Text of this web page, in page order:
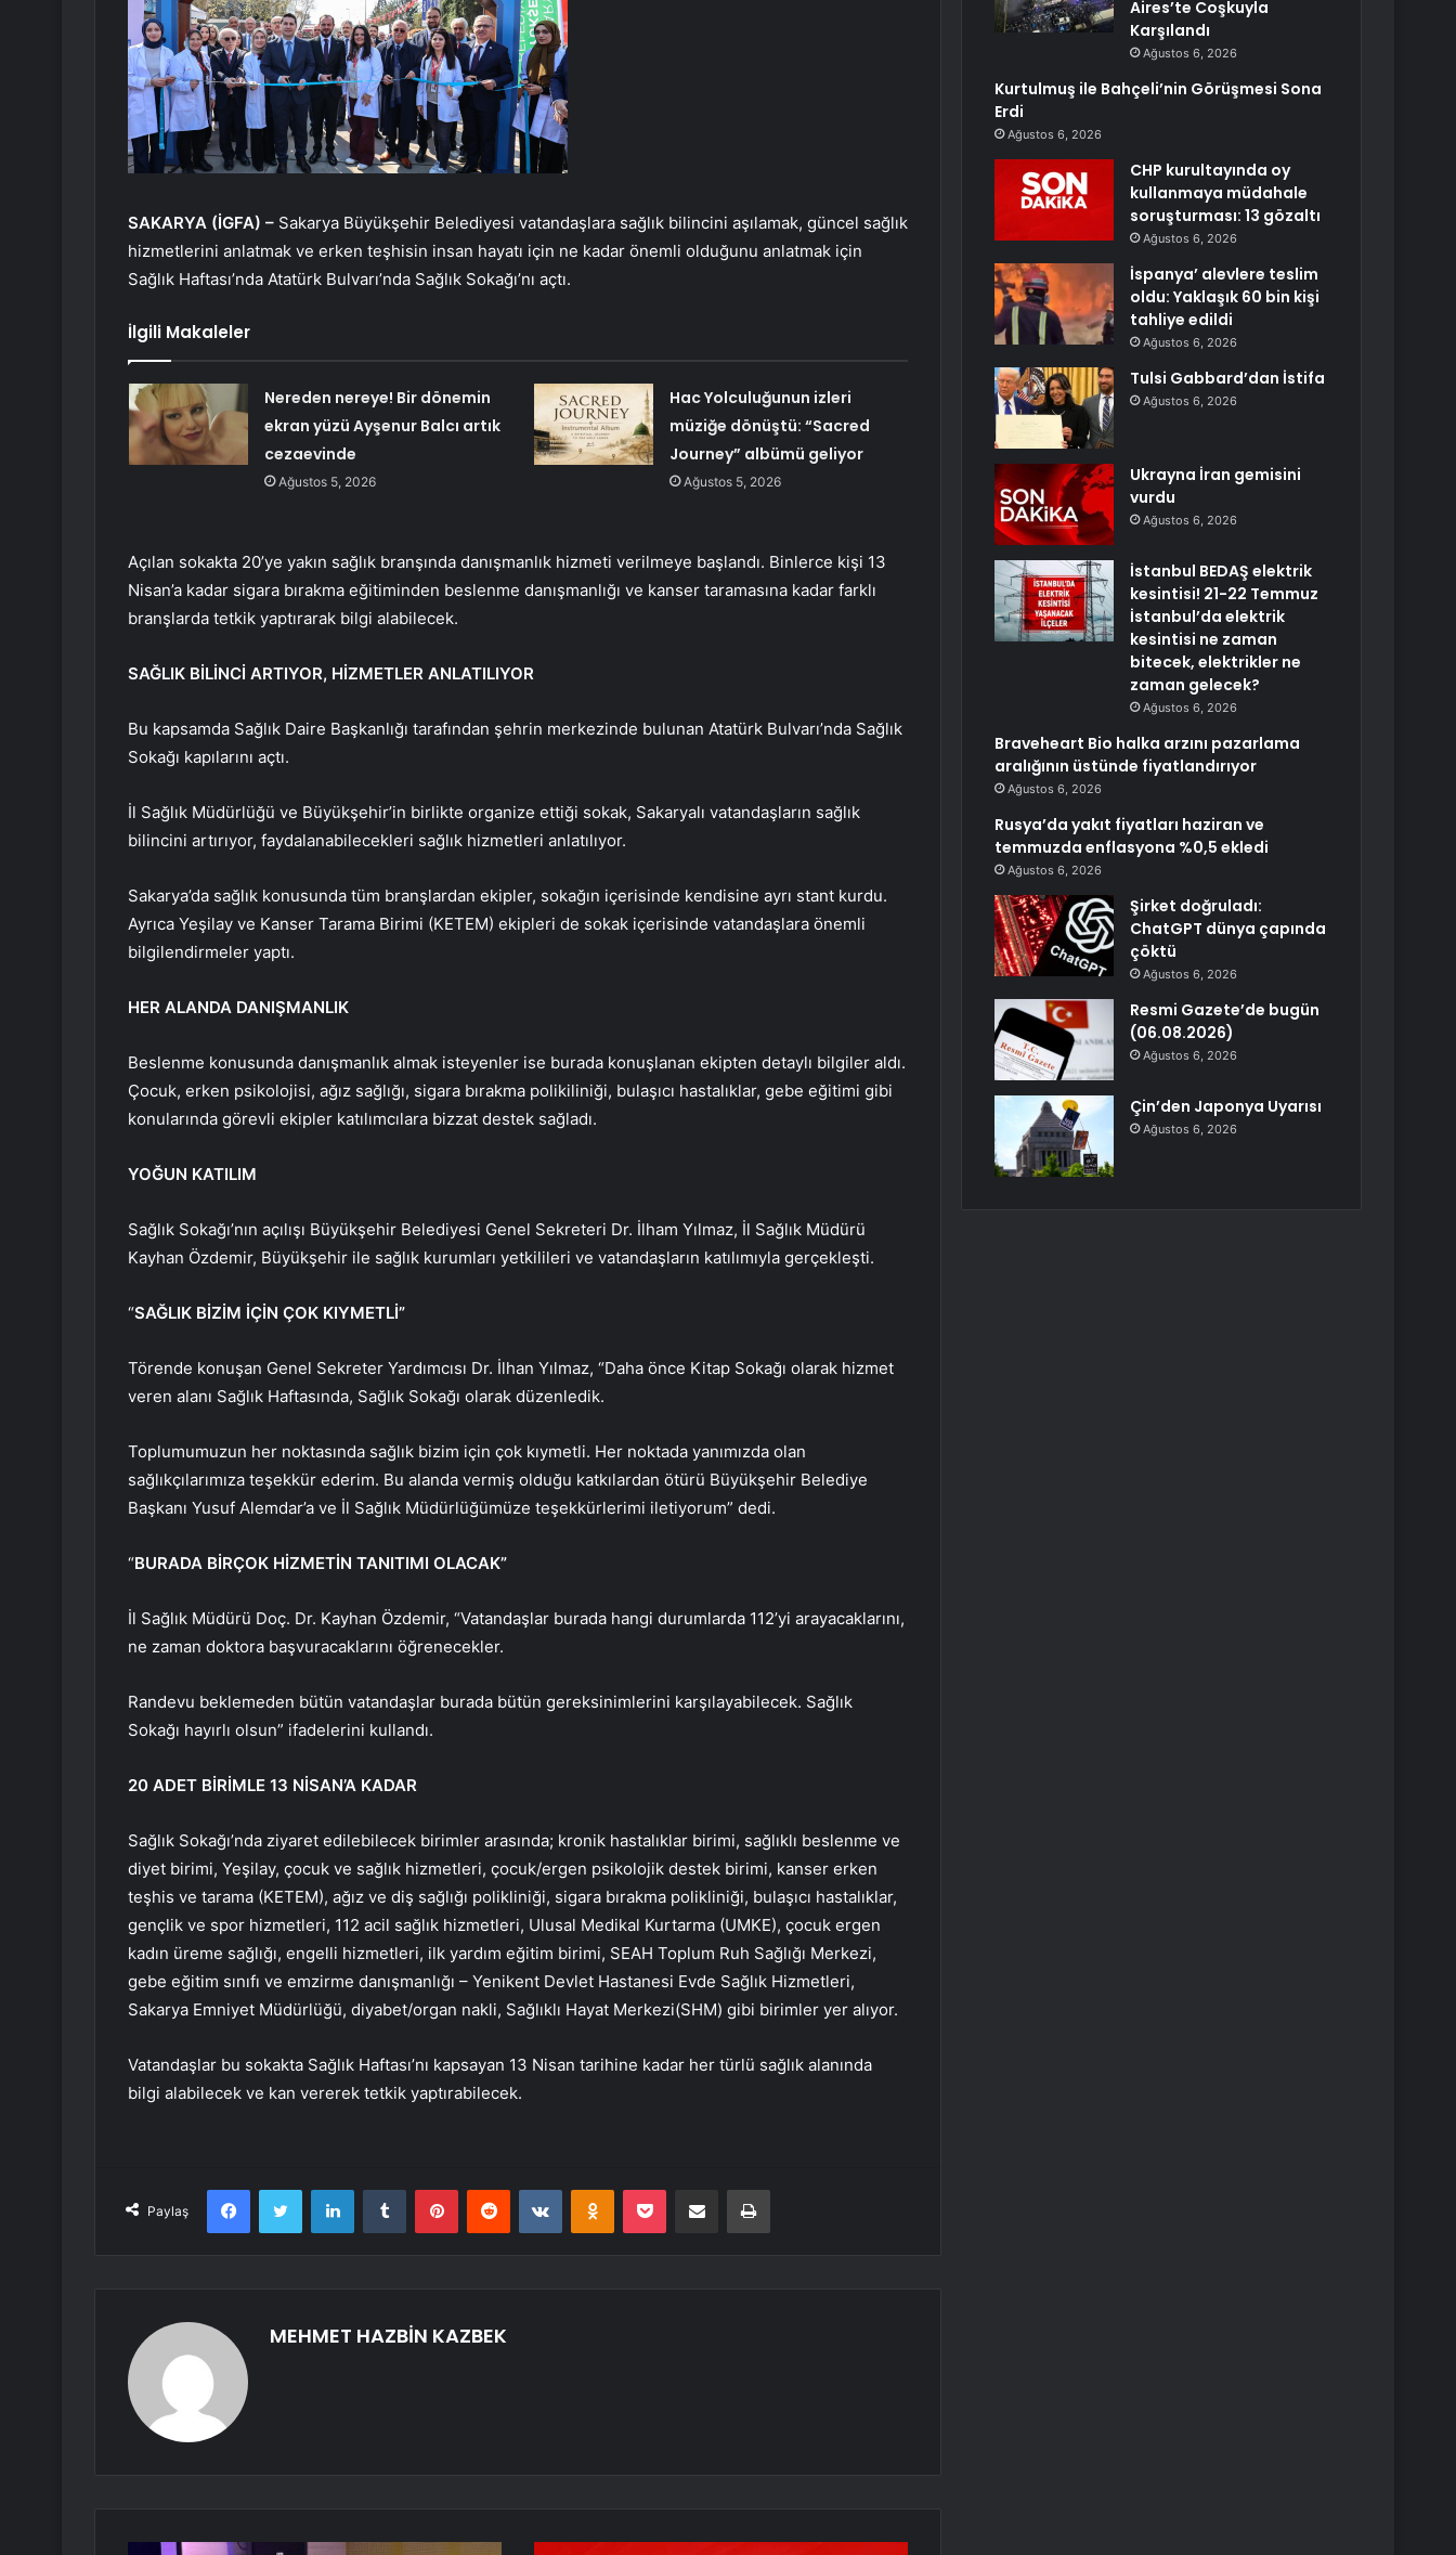
SAKARYA (İGFA) – Sakarya Büyükşehir Belediyesi vatandaşlara sağlık bilincini aşılamak, güncel sağlık
hizmetlerini anlatmak ve erken teşhisin insan hayatı için ne kadar önemli olduğunu anlatmak için
Sağlık Haftası’nda Atatürk Bulvarı’nda Sağlık Sokağı’nı açtı.
İlgili Makaleler
Nereden nereye! Bir dönemin
ekran yüzü Ayşenur Balcı artık
cezaevinde
Ağustos 5, 2026
Hac Yolculuğunun izleri
müziğe dönüştü: “Sacred
Journey” albümü geliyor
Ağustos 5, 2026
Açılan sokakta 20’ye yakın sağlık branşında danışmanlık hizmeti verilmeye başlandı. Binlerce kişi 13
Nisan’a kadar sigara bırakma eğitiminden beslenme danışmanlığı ve kanser taramasına kadar farklı
branşlarda tetkik yaptırarak bilgi alabilecek.
SAĞLIK BİLİNCİ ARTIYOR, HİZMETLER ANLATILIYOR
Bu kapsamda Sağlık Daire Başkanlığı tarafından şehrin merkezinde bulunan Atatürk Bulvarı’nda Sağlık
Sokağı kapılarını açtı.
İl Sağlık Müdürlüğü ve Büyükşehir’in birlikte organize ettiği sokak, Sakaryalı vatandaşların sağlık
bilincini artırıyor, faydalanabilecekleri sağlık hizmetleri anlatılıyor.
Sakarya’da sağlık konusunda tüm branşlardan ekipler, sokağın içerisinde kendisine ayrı stant kurdu.
Ayrıca Yeşilay ve Kanser Tarama Birimi (KETEM) ekipleri de sokak içerisinde vatandaşlara önemli
bilgilendirmeler yaptı.
HER ALANDA DANIŞMANLIK
Beslenme konusunda danışmanlık almak isteyenler ise burada konuşlanan ekipten detaylı bilgiler aldı.
Çocuk, erken psikolojisi, ağız sağlığı, sigara bırakma polikiliniği, bulaşıcı hastalıklar, gebe eğitimi gibi
konularında görevli ekipler katılımcılara bizzat destek sağladı.
YOĞUN KATILIM
Sağlık Sokağı’nın açılışı Büyükşehir Belediyesi Genel Sekreteri Dr. İlham Yılmaz, İl Sağlık Müdürü
Kayhan Özdemir, Büyükşehir ile sağlık kurumları yetkilileri ve vatandaşların katılımıyla gerçekleşti.
“SAĞLIK BİZİM İÇİN ÇOK KIYMETLİ”
Törende konuşan Genel Sekreter Yardımcısı Dr. İlhan Yılmaz, “Daha önce Kitap Sokağı olarak hizmet
veren alanı Sağlık Haftasında, Sağlık Sokağı olarak düzenledik.
Toplumumuzun her noktasında sağlık bizim için çok kıymetli. Her noktada yanımızda olan
sağlıkçılarımıza teşekkür ederim. Bu alanda vermiş olduğu katkılardan ötürü Büyükşehir Belediye
Başkanı Yusuf Alemdar’a ve İl Sağlık Müdürlüğümüze teşekkürlerimi iletiyorum” dedi.
“BURADA BİRÇOK HİZMETİN TANITIMI OLACAK”
İl Sağlık Müdürü Doç. Dr. Kayhan Özdemir, “Vatandaşlar burada hangi durumlarda 112’yi arayacaklarını,
ne zaman doktora başvuracaklarını öğrenecekler.
Randevu beklemeden bütün vatandaşlar burada bütün gereksinimlerini karşılayabilecek. Sağlık
Sokağı hayırlı olsun” ifadelerini kullandı.
20 ADET BİRİMLE 13 NİSAN’A KADAR
Sağlık Sokağı’nda ziyaret edilebilecek birimler arasında; kronik hastalıklar birimi, sağlıklı beslenme ve
diyet birimi, Yeşilay, çocuk ve sağlık hizmetleri, çocuk/ergen psikolojik destek birimi, kanser erken
teşhis ve tarama (KETEM), ağız ve diş sağlığı polikliniği, sigara bırakma polikliniği, bulaşıcı hastalıklar,
gençlik ve spor hizmetleri, 112 acil sağlık hizmetleri, Ulusal Medikal Kurtarma (UMKE), çocuk ergen
kadın üreme sağlığı, engelli hizmetleri, ilk yardım eğitim birimi, SEAH Toplum Ruh Sağlığı Merkezi,
gebe eğitim sınıfı ve emzirme danışmanlığı – Yenikent Devlet Hastanesi Evde Sağlık Hizmetleri,
Sakarya Emniyet Müdürlüğü, diyabet/organ nakli, Sağlıklı Hayat Merkezi(SHM) gibi birimler yer alıyor.
Vatandaşlar bu sokakta Sağlık Haftası’nı kapsayan 13 Nisan tarihine kadar her türlü sağlık alanında
bilgi alabilecek ve kan vererek tetkik yaptırabilecek.
Paylaş
FacebookTwitter LinkedInTumblr PinterestReddit VKontakteOdnoklassniki
Pocket E-Posta ile paylaş Yazdır
MEHMET HAZBİN KAZBEK
Aires’te Coşkuyla
Karşılandı
Ağustos 6, 2026
Kurtulmuş ile Bahçeli’nin Görüşmesi Sona
Erdi
Ağustos 6, 2026
CHP kurultayında oy
kullanmaya müdahale
soruşturması: 13 gözaltı
Ağustos 6, 2026
İspanya’ alevlere teslim
oldu: Yaklaşık 60 bin kişi
tahliye edildi
Ağustos 6, 2026
Tulsi Gabbard’dan İstifa
Ağustos 6, 2026
Ukrayna İran gemisini
vurdu
Ağustos 6, 2026
İstanbul BEDAŞ elektrik
kesintisi! 21-22 Temmuz
İstanbul’da elektrik
kesintisi ne zaman
bitecek, elektrikler ne
zaman gelecek?
Ağustos 6, 2026
Braveheart Bio halka arzını pazarlama
aralığının üstünde fiyatlandırıyor
Ağustos 6, 2026
Rusya’da yakıt fiyatları haziran ve
temmuzda enflasyona %0,5 ekledi
Ağustos 6, 2026
Şirket doğruladı:
ChatGPT dünya çapında
çöktü
Ağustos 6, 2026
Resmi Gazete’de bugün
(06.08.2026)
Ağustos 6, 2026
Çin’den Japonya Uyarısı
Ağustos 6, 2026